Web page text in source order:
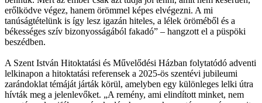
erőlködve végez, hanem örömmel képes elvégezni. A mi
tanúságtételünk is így lesz igazán hiteles, a lélek öröméből és a
békességes szív bizonyosságából fakadó” – hangzott el a püspöki
beszédben.
A Szent István Hitoktatási és Művelődési Házban folytatódó adventi
lelkinapon a hitoktatási referensek a 2025-ös szentévi jubileumi
zarándoklat témáját járták körül, amelyben egy különleges lelki útra
hívták meg a jelenlevőket. „A remény, ami elindított minket, nem